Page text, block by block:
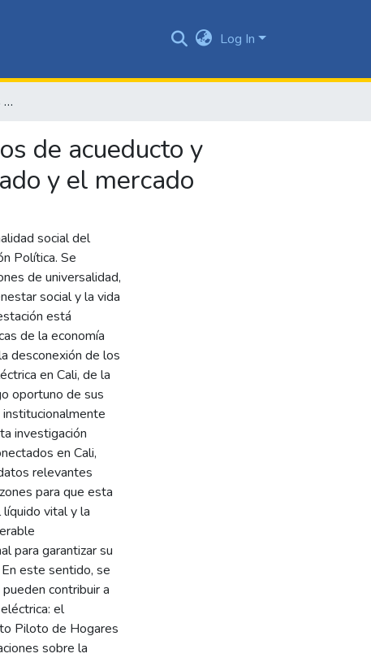
Log In
Los desconectados de los servicios públicos domiciliarios de acueducto y energía eléctrica en Cali. Entre la función social del estado y el mercado
de acueducto y
y el mercado
social del
Política. Se
de universalidad,
social y la vida
está
de la economía
desconexión de los
en Cali, de la
oportuno de sus
investigación
en Cali,
relevantes
para que esta
líquido vital y la
para garantizar su
este sentido, se
contribuir a
el
Piloto de Hogares
sobre la